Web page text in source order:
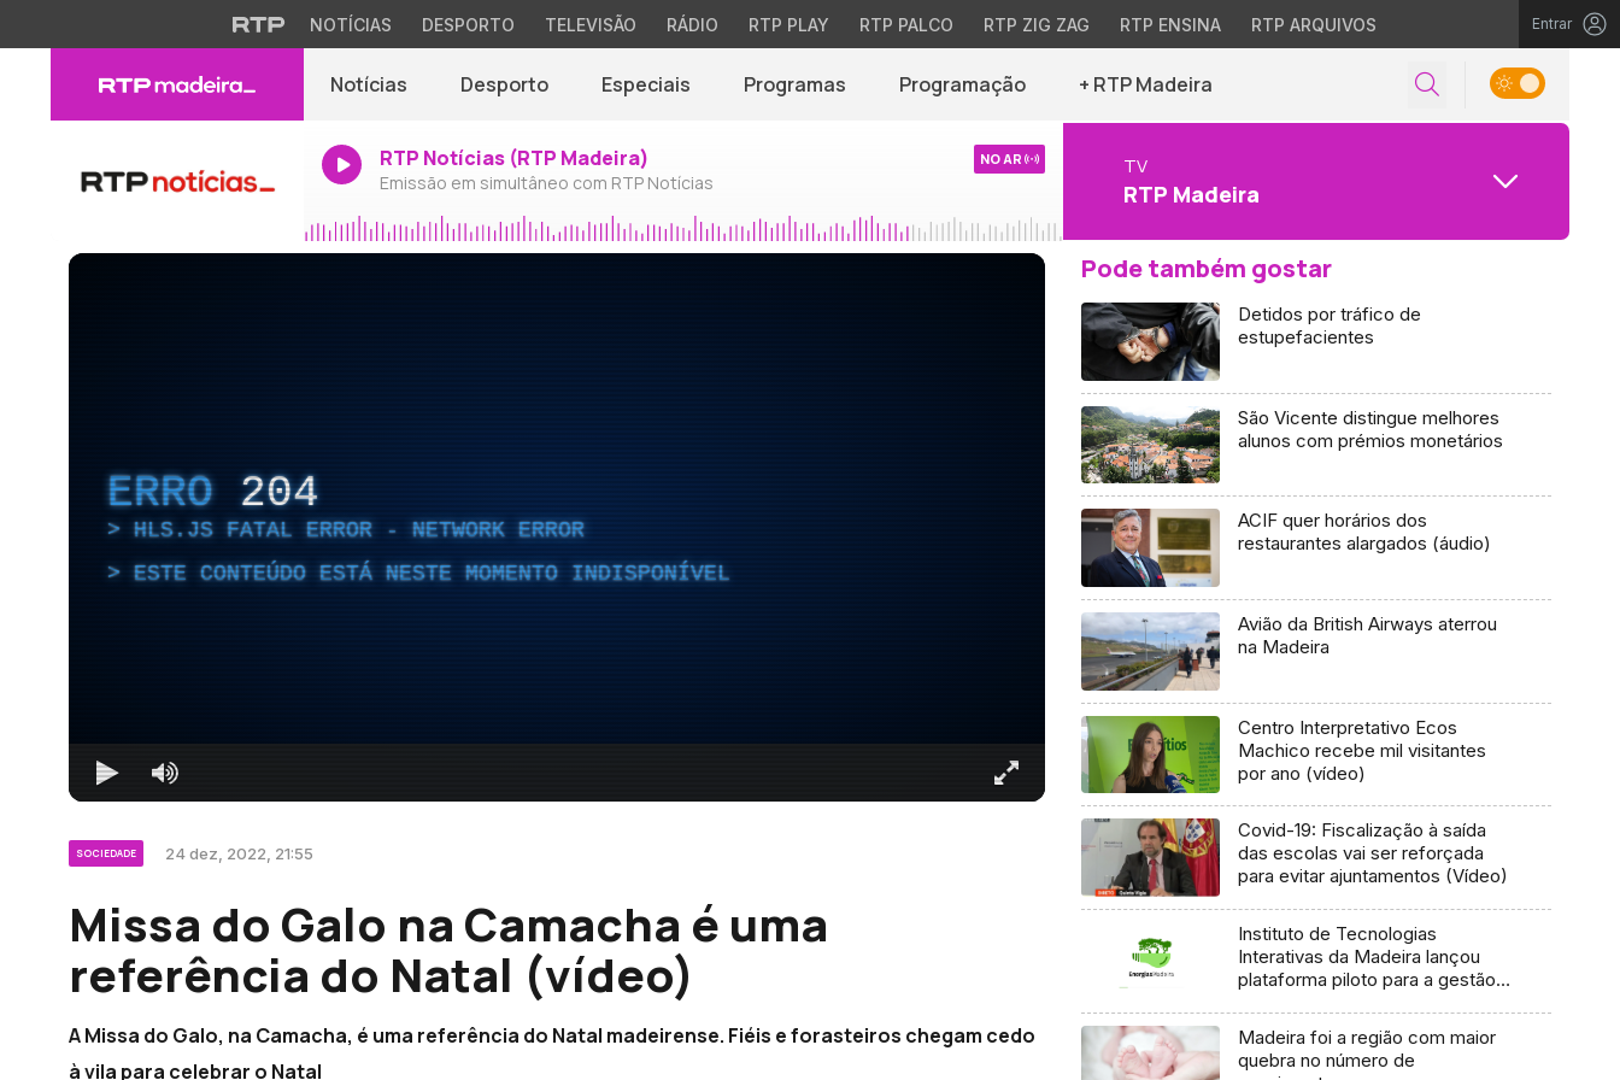
NOTÍCIAS DESPORTO TELEVISÃO RÁDIO RTP PLAY RTP PALCO RTP ZIG ZAG RTP ENSINA RTP ARQUIVOS Entrar
Notícias Desporto Especiais Programas Programação + RTP Madeira
RTP Notícias (RTP Madeira)
Emissão em simultâneo com RTP Notícias
NO AR TV
RTP Madeira
ERRO 204
HLS.JS FATAL ERROR - NETWORK ERROR
ESTE CONTEÚDO ESTÁ NESTE MOMENTO INDISPONÍVEL
SOCIEDADE 24 dez, 2022, 21:55
Missa do Galo na Camacha é uma
referência do Natal (vídeo)
A Missa do Galo, na Camacha, é uma referência do Natal madeirense. Fiéis e forasteiros chegam cedo
à vila para celebrar o Natal
Pode também gostar
Detidos por tráfico de
estupefacientes
São Vicente distingue melhores
alunos com prémios monetários
ACIF quer horários dos
restaurantes alargados (áudio)
Avião da British Airways aterrou
na Madeira
Centro Interpretativo Ecos
Machico recebe mil visitantes
por ano (vídeo)
Covid-19: Fiscalização à saída
das escolas vai ser reforçada
para evitar ajuntamentos (Vídeo)
Instituto de Tecnologias
Interativas da Madeira lançou
plataforma piloto para a gestão
Madeira foi a região com maior
quebra no número de